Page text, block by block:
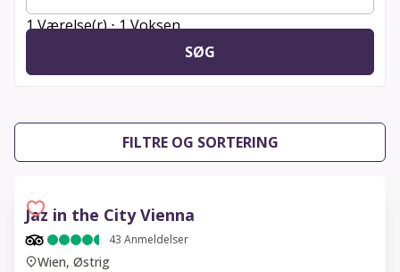
1 Værelse(r) ⋅ 1 Voksen
SØG
FILTRE OG SORTERING
Jaz in the City Vienna
43 Anmeldelser
Wien, Østrig